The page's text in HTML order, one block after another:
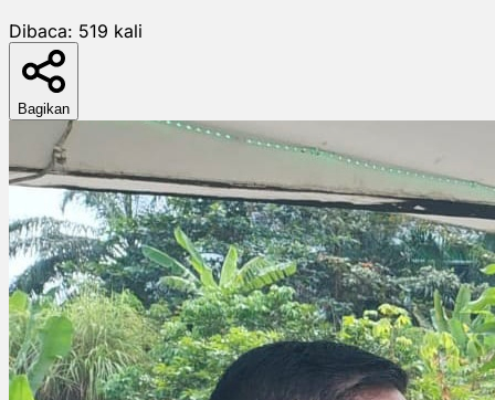
Dibaca: 519 kali
Bagikan